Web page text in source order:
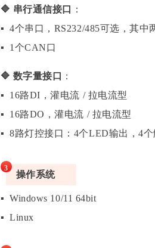
🔷 串行通信接口
：
▪ 4个串口，RS232/485可选，其中
▪ 1个CAN口
🔷 数字量接口
：
▪ 16路DI，灌电流 / 拉电流型
▪ 16路DO，灌电流 / 拉电流型
▪ 8路灯控接口：4个LED输出，4个
3
操作系统
▪ Windows 10/11 64bit
▪ Linux